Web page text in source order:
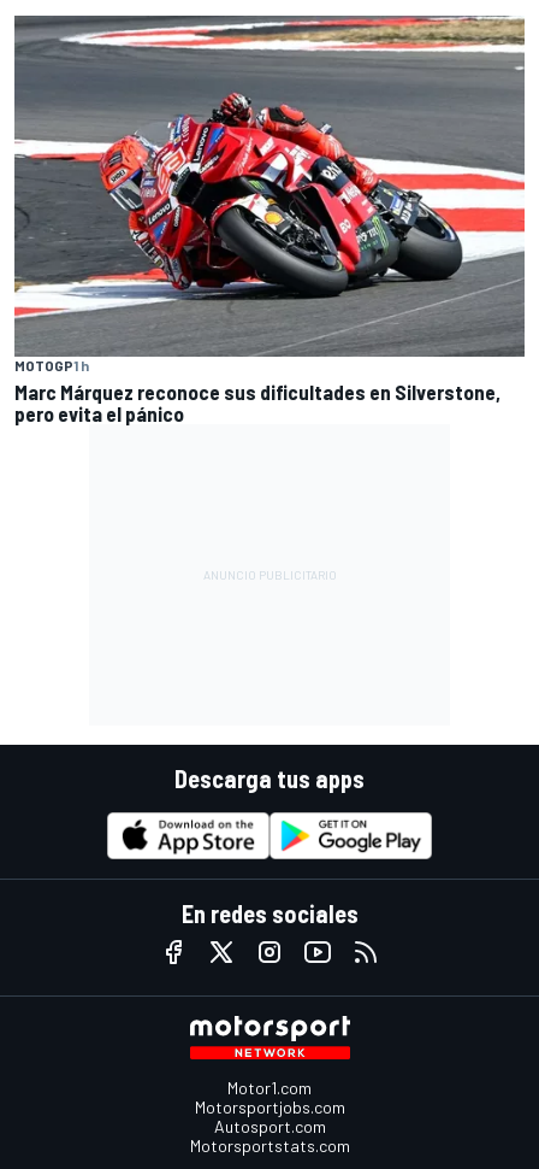
MOTOGP1 h
Marc Márquez reconoce sus dificultades en Silverstone,
pero evita el pánico
Descarga tus apps
En redes sociales
Motor1.com
Motorsportjobs.com
Autosport.com
Motorsportstats.com